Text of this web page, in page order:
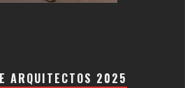
ARQUITECTOS 2025